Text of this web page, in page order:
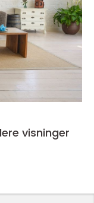
visninger